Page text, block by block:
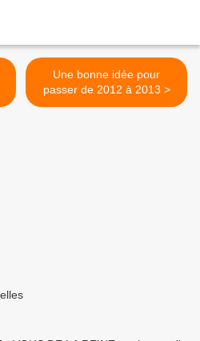
Une bonne idée pour
passer de 2012 à 2013 >